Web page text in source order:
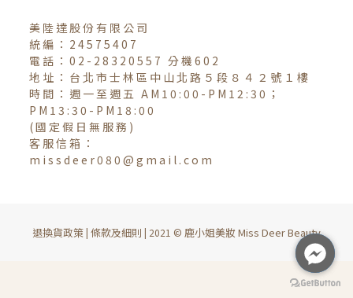
BUY NOW
美陸達股份有限公司
統編：24575407
電話：02-28320557 分機602
地址：台北市士林區中山北路５段８４２號１樓
時間：週一至週五 AM10:00-PM12:30；
PM13:30-PM18:00
(國定假日無服務)
客服信箱：
missdeer080@gmail.com
退換貨政策| 條款及細則 | 2021 © 鹿小姐美妝 Miss Deer Beauty